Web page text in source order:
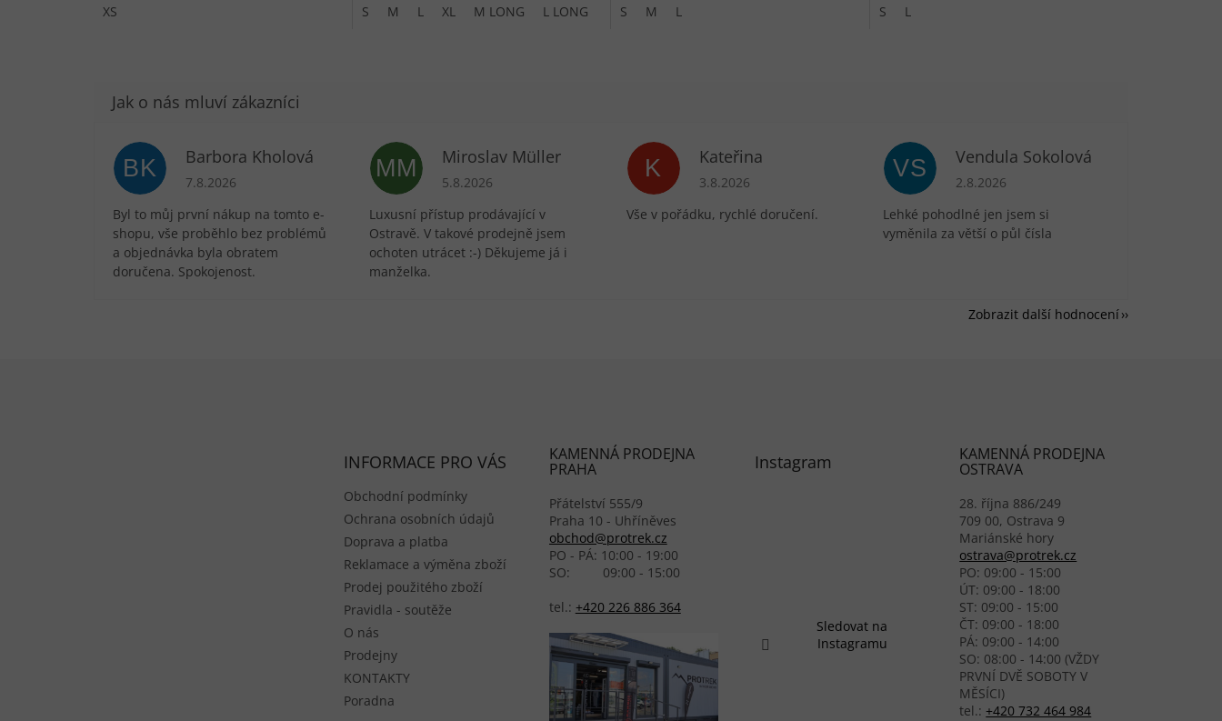
XS S M L XL M LONG L LONG XL SHORT
S M L
S
L
BK Barbora Kholová
Hodnocení obchodu je 5 z 5 hvězdiček.
7.8.2026
Byl to můj první nákup na tomto e-
shopu, vše proběhlo bez problémů
a objednávka byla obratem
doručena. Spokojenost.
MM Miroslav Müller
Hodnocení obchodu je 5 z 5 hvězdiček.
5.8.2026
Luxusní přístup prodávající v
Ostravě. V takové prodejně jsem
ochoten utrácet :-) Děkujeme já i
manželka.
K Kateřina
Hodnocení obchodu je 5 z 5 hvězdiček.
3.8.2026
Vše v pořádku, rychlé doručení.
VS Vendula Sokolová
Hodnocení obchodu je 5 z 5 hvězdiček.
2.8.2026
Lehké pohodlné jen jsem si
vyměnila za větší o půl čísla
Zobrazit další hodnocení
INFORMACE PRO VÁS
Obchodní podmínky
Ochrana osobních údajů
Doprava a platba
Reklamace a výměna zboží
Prodej použitého zboží
Pravidla - soutěže
O nás
Prodejny
KONTAKTY
Poradna
KAMENNÁ PRODEJNA
PRAHA
Přátelství 555/9
Praha 10 - Uhříněves
obchod@protrek.cz
PO - PÁ: 10:00 - 19:00
SO: 09:00 - 15:00
tel.: +420 226 886 364
Instagram
Sledovat na
Instagramu
KAMENNÁ PRODEJNA
OSTRAVA
28. října 886/249
709 00, Ostrava 9
Mariánské hory
ostrava@protrek.cz
PO: 09:00 - 15:00
ÚT: 09:00 - 18:00
ST: 09:00 - 15:00
ČT: 09:00 - 18:00
PÁ: 09:00 - 14:00
SO: 08:00 - 14:00 (VŽDY
PRVNÍ DVĚ SOBOTY V
MĚSÍCI)
tel.:+420 732 464 984